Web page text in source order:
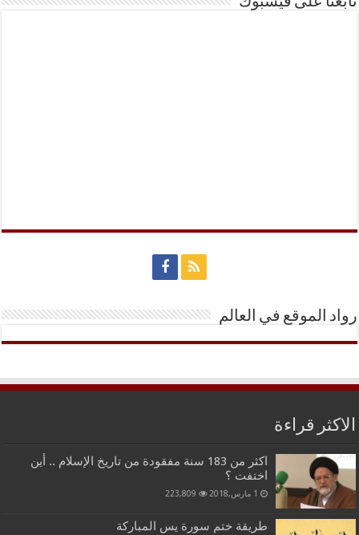
رواد الموقع في العالم
الاكثر قراءة
اكثر من 183 سنة مفقودة من تاريخ الإسلام .. أين
اختفت ؟
1 مارس,2018 223,809
طريقة ختم سورة يس المباركة